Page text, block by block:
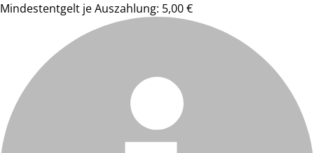
Mindestentgelt je Auszahlung: 5,00 €